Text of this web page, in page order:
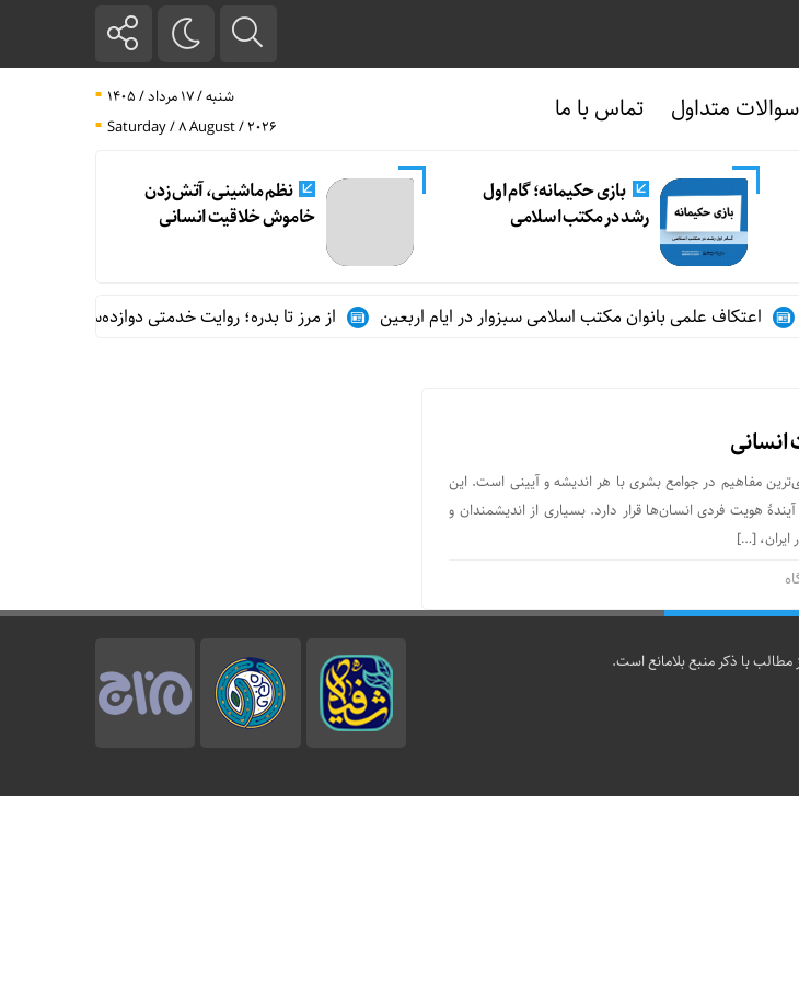
سوالات متداول تماس با ما
شنبه / ۱۷ مرداد / ۱۴۰۵
Saturday / 8 August / 2026
بازی حکیمانه؛ گام اول
رشد در مکتب اسلامی
نظم ماشینی، آتش زدن
خاموش خلاقیت انسانی
اعتکاف علمی بانوان مکتب اسلامی سبزوار در ایام اربعین از مرز تا بدره؛ روایت خدمتی دوازده‌ساله در مسیر
مفاهیم در جوامع بشری با هر اندیشه و آیینی است. این
هویت فردی انسان‌ها قرار دارد. بسیاری از اندیشمندان و
ایران، […]
با ذکر منبع بلامانع است.